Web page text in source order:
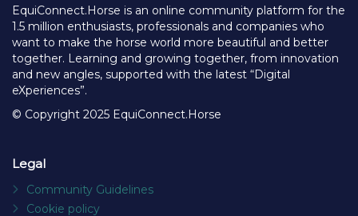
J
a
n
u
a
r
0
EquiConnect.Horse is an online community platform for the
1.5 million enthusiasts, professionals and companies who
want to make the horse world more beautiful and better
together. Learning and growing together, from innovation
and new angles, supported with the latest “Digital
eXperiences”.
© Copyright 2025 EquiConnect.Horse
Legal
Community Guidelines
Cookie policy